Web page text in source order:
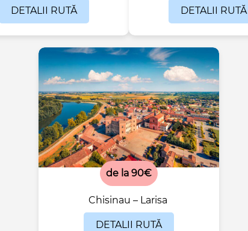
DETALII RUTĂ DETALII RUTĂ
de la 90€
Chisinau – Larisa
DETALII RUTĂ